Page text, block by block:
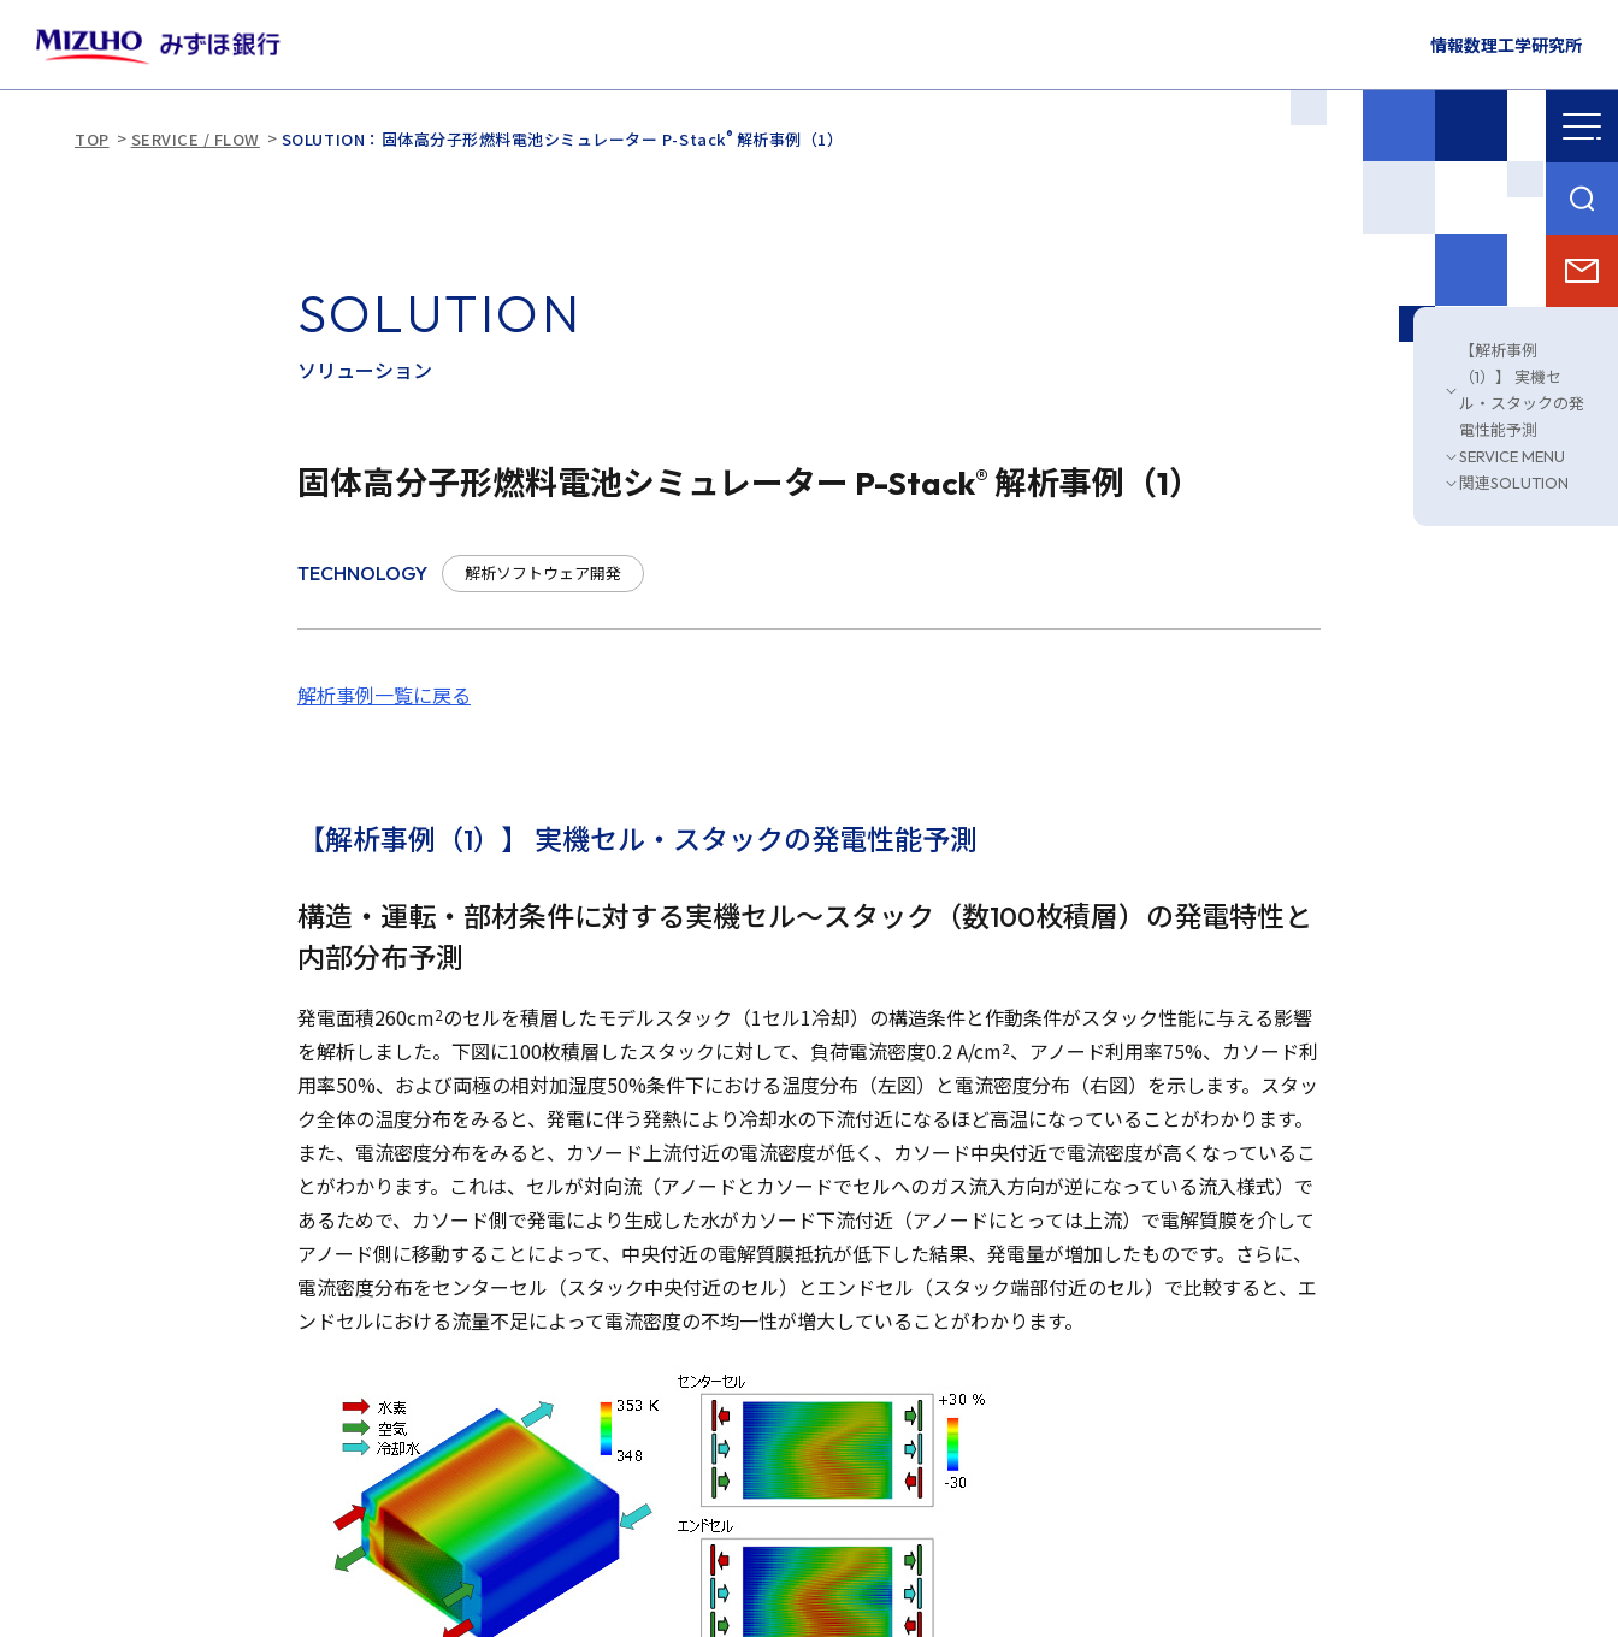
情報数理工学研究所
TOP SERVICE / FLOW SOLUTION：固体高分子形燃料電池シミュレーター P-Stack® 解析事例（1）
【解析事例
（1）】 実機セ
ル・スタックの発
電性能予測
SERVICE MENU
関連SOLUTION
SOLUTION
ソ リ ューショ ン
固体高分子形燃料電池シミュレーター P-Stack® 解析事例（1）
TECHNOLOGY 解析ソフトウェア開発
解析事例一覧に戻る
【解析事例（1）】 実機セル・スタックの発電性能予測
構造・運転・部材条件に対する実機セル～スタック（数100枚積層）の発電特性と
内部分布予測
発電面積260cm2のセルを積層したモデルスタック（1セル1冷却）の構造条件と作動条件がスタック性能に与える影響
を解析しました。下図に100枚積層したスタックに対して、負荷電流密度0.2 A/cm2、アノード利用率75%、カソード利
用率50%、および両極の相対加湿度50%条件下における温度分布（左図）と電流密度分布（右図）を示します。スタッ
ク全体の温度分布をみると、発電に伴う発熱により冷却水の下流付近になるほど高温になっていることがわかります。
また、電流密度分布をみると、カソード上流付近の電流密度が低く、カソード中央付近で電流密度が高くなっているこ
とがわかります。これは、セルが対向流（アノードとカソードでセルへのガス流入方向が逆になっている流入様式）で
あるためで、カソード側で発電により生成した水がカソード下流付近（アノードにとっては上流）で電解質膜を介して
アノード側に移動することによって、中央付近の電解質膜抵抗が低下した結果、発電量が増加したものです。さらに、
電流密度分布をセンターセル（スタック中央付近のセル）とエンドセル（スタック端部付近のセル）で比較すると、エ
ンドセルにおける流量不足によって電流密度の不均一性が増大していることがわかります。